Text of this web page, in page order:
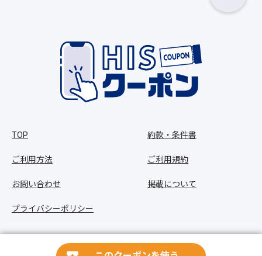
TOP
ご利用方法
お問い合わせ
プライバシーポリシー
約款・条件書
ご利用規約
掲載について
Copyright © HIS Co.,Ltd. All Rights Reserved.